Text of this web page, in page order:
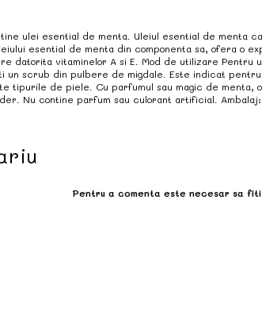
ulei esential de menta. Uleiul esential de
esential de menta din componenta sa, ofera o
vitaminelor A si E. Mod de utilizare Pentru
scrub din pulbere de migdale. Este indicat
tipurile de piele. Cu parfumul sau magic de
Nu contine parfum sau culorant artificial. Ambalaj:
Pentru a comenta este necesar sa